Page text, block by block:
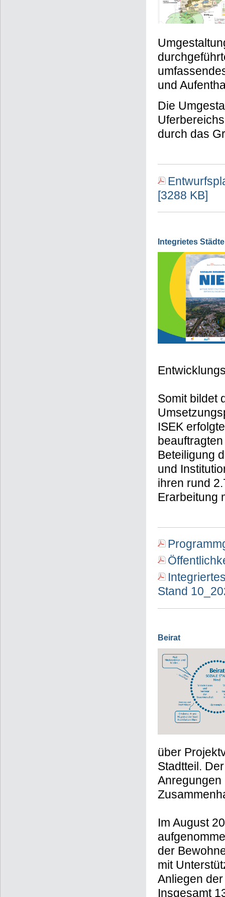
und
Die
durch das
[3288 KB]
Integrietes
Somit bildet
ISEK
Beteiligung
und
ihren rund
Erarbeitung
Stand
Beirat
über
Stadtteil.
Anregungen
Im August
der
mit
Anliegen
Insgesamt